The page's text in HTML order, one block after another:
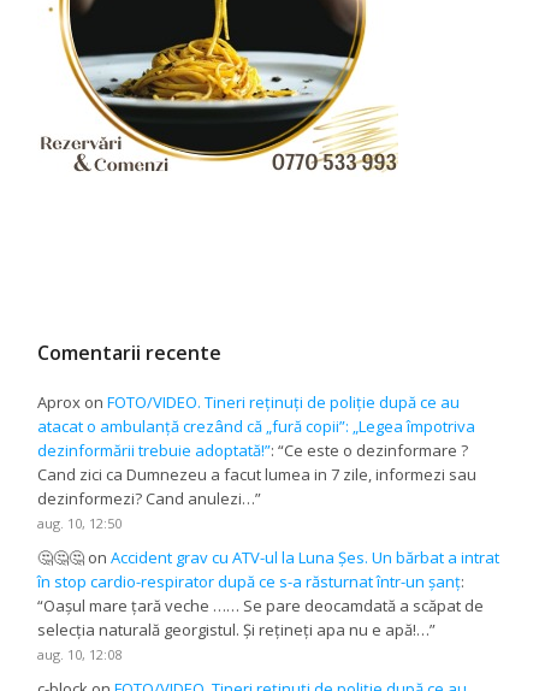
Comentarii recente
Aprox onFOTO/VIDEO. Tineri reținuți de poliție după ce au
atacat o ambulanță crezând că „fură copii”: „Legea împotriva
dezinformării trebuie adoptată!”: “Ce este o dezinformare ?
Cand zici ca Dumnezeu a facut lumea in 7 zile, informezi sau
dezinformezi? Cand anulezi…”
aug. 10, 12:50
🤔🤔🤔 onAccident grav cu ATV-ul la Luna Șes. Un bărbat a intrat
în stop cardio-respirator după ce s-a răsturnat într-un șanț:
“Oașul mare țară veche …… Se pare deocamdată a scăpat de
selecția naturală georgistul. Și rețineți apa nu e apă!…”
aug. 10, 12:08